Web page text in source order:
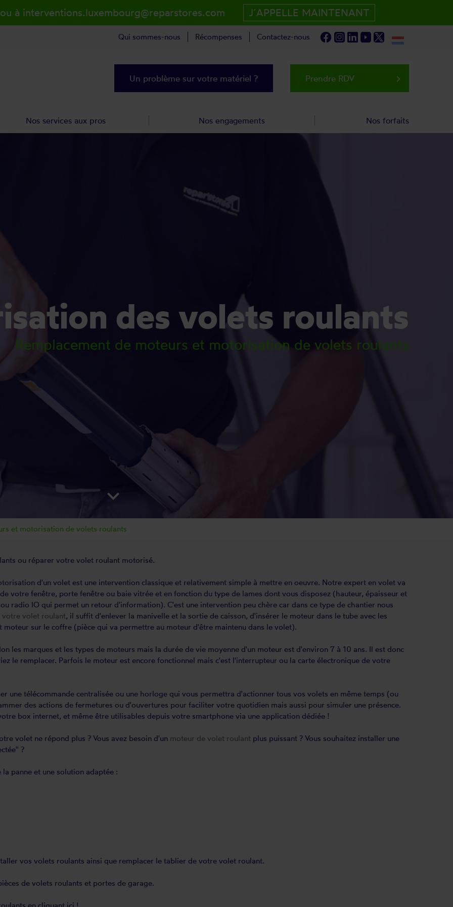
des volets roulants
Remplacement de moteurs et motorisation de volets roulants
keyboard_arrow_down
ou réparer votre volet roulant motorisé.
d'un volet est une intervention classique et relativement simple à mettre en oeuvre. Notre expert en volet va
votre fenêtre, porte fenêtre ou baie vitrée et en fonction du type de lames dont vous disposez (hauteur, épaisseur et
radio IO qui permet un retour d'information). C'est une intervention peu chère car dans ce type de chantier nous
votre volet roulant, il suffit d'enlever la manivelle et la sortie de caisson, d'insérer le moteur dans le tube avec les
sur le coffre (pièce qui va permettre au moteur d'être maintenu dans le volet).
les marques et les types de moteurs mais la durée de vie moyenne d'un moteur est d'environ 7 à 10 ans. Il est donc
le remplacer. Parfois le moteur est encore fonctionnel mais c'est l'interrupteur ou la carte électronique de votre
une télécommande centralisée ou une horloge qui vous permettra d'actionner tous vos volets en même temps (ou
des actions de fermetures ou d'ouvertures pour faciliter votre quotidien mais aussi pour simuler une présence.
box internet, et même être utilisables depuis votre smartphone via une application dédiée !
volet ne répond plus ? Vous avez besoin d'un moteur de volet roulant plus puissant ? Vous souhaitez installer une
?
la panne et une solution adaptée :
vos volets roulants ainsi que remplacer le tablier de votre volet roulant.
de volets roulants et portes de garage.
et motorisation de volets roulants
à interventions.luxembourg@reparstores.com J´APPELLE MAINTENANT
Qui sommes-nous Récompenses Contactez-nous
Un problème sur votre matériel ? Prendre RDV keyboard_arrow_right
Nos services aux pros Nos engagements Nos forfaits